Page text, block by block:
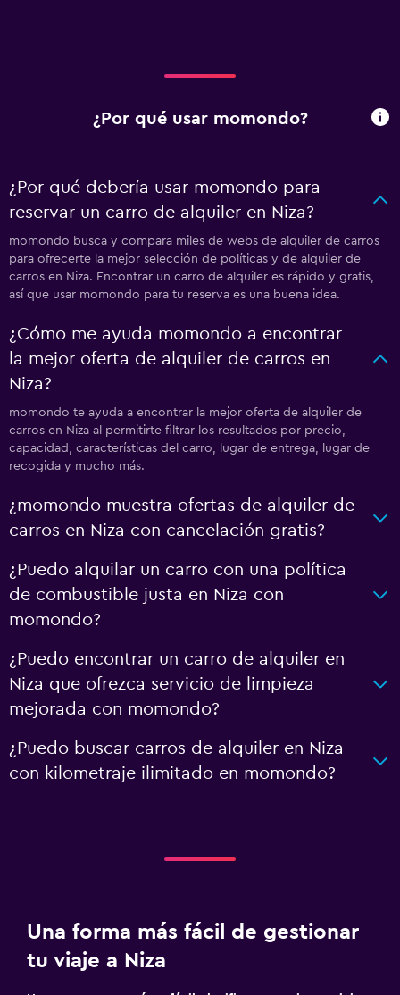
¿Por qué usar momondo?
¿Por qué debería usar momondo para
reservar un carro de alquiler en Niza?
momondo busca y compara miles de webs de alquiler de carros
para ofrecerte la mejor selección de políticas y de alquiler de
carros en Niza. Encontrar un carro de alquiler es rápido y gratis,
así que usar momondo para tu reserva es una buena idea.
¿Cómo me ayuda momondo a encontrar
la mejor oferta de alquiler de carros en
Niza?
momondo te ayuda a encontrar la mejor oferta de alquiler de
carros en Niza al permitirte filtrar los resultados por precio,
capacidad, características del carro, lugar de entrega, lugar de
recogida y mucho más.
¿momondo muestra ofertas de alquiler de
carros en Niza con cancelación gratis?
¿Puedo alquilar un carro con una política
de combustible justa en Niza con
momondo?
¿Puedo encontrar un carro de alquiler en
Niza que ofrezca servicio de limpieza
mejorada con momondo?
¿Puedo buscar carros de alquiler en Niza
con kilometraje ilimitado en momondo?
Una forma más fácil de gestionar
tu viaje a Niza